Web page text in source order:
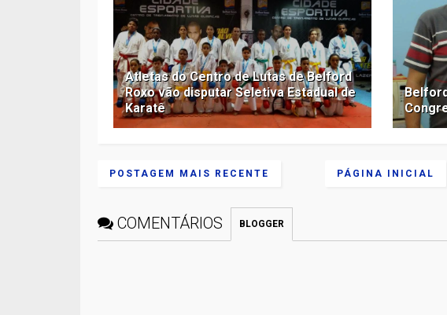
Atletas do Centro de Lutas de Belford
Roxo vão disputar Seletiva Estadual de
Karatê
POSTAGEM MAIS RECENTE PÁGINA INICIAL
COMENTÁRIOS BLOGGER